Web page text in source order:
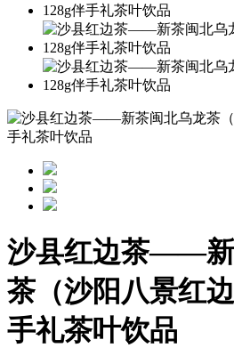
沙县红边茶——新
茶（沙阳八景红
手礼茶叶饮品